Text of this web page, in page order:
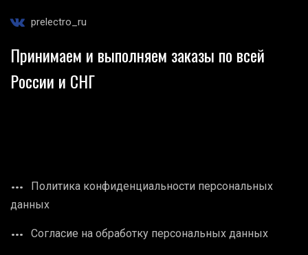
prelectro_ru
Принимаем и выполняем заказы по всей
России и СНГ
Политика конфиденциальности персональных
данных
Согласие на обработку персональных данных